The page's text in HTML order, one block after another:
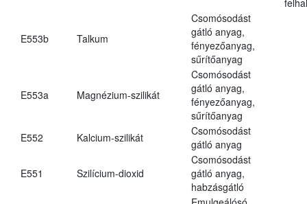
E553b Talkum
Csomósodást
gátló anyag,
fényezőanyag,
sűrítőanyag
E553a Magnézium-szilikát
Csomósodást
gátló anyag,
fényezőanyag,
sűrítőanyag
E552
Kalcium-szilikát
Csomósodást
gátló anyag
E551 Szilícium-dioxid
Csomósodást
gátló anyag,
habzásgátló